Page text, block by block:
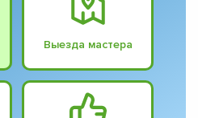
Выезда мастера